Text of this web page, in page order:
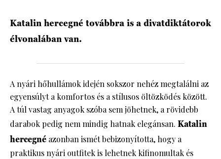
Katalin hercegné továbbra is a divatdiktátorok
élvonalában van.
A nyári hőhullámok idején sokszor nehéz megtalálni az
egyensúlyt a komfortos és a stílusos öltözködés között.
A túl vastag anyagok szóba sem jöhetnek, a rövidebb
darabok pedig nem mindig hatnak elegánsan. Katalin
hercegné azonban ismét bebizonyította, hogy a
praktikus nyári outfitek is lehetnek kifinomultak és